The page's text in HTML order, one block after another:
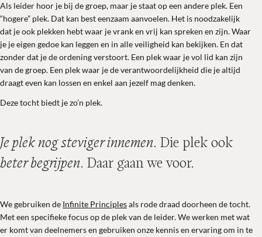
Als leider hoor je bij de groep, maar je staat op een andere plek. Een
“hogere” plek. Dat kan best eenzaam aanvoelen. Het is noodzakelijk
dat je ook plekken hebt waar je vrank en vrij kan spreken en zijn. Waar
je je eigen gedoe kan leggen en in alle veiligheid kan bekijken. En dat
zonder dat je de ordening verstoort. Een plek waar je vol lid kan zijn
van de groep. Een plek waar je de verantwoordelijkheid die je altijd
draagt even kan lossen en enkel aan jezelf mag denken.
Deze tocht biedt je zo’n plek.
Je plek nog steviger innemen. Die plek ook
beter begrijpen. Daar gaan we voor.
We gebruiken de Infinite Principlesals rode draad doorheen de tocht.
Met een specifieke focus op de plek van de leider. We werken met wat
er komt van deelnemers en gebruiken onze kennis en ervaring om in te